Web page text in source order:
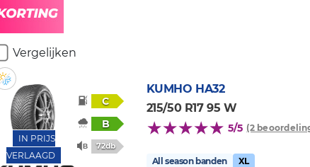
Vergelijken
IN PRIJS
VERLAAGD
C
B
72db
KUMHO HA32
215/50 R17 95 W
5/5 (2
All season banden XL